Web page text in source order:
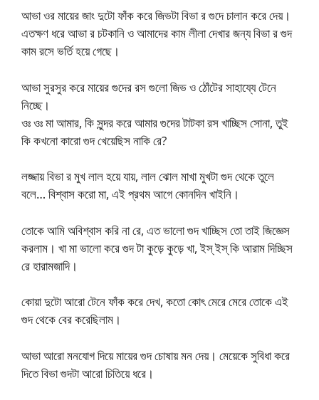
আভা ওর মায়ের জাং দুটো ফাঁক করে জিভটা বিভা র গুদে চালান করে দেয়।
এতক্ষণ ধরে আভা র চটকানি ও আমাদের কাম লীলা দেখার জন্য বিভা র গুদ
কাম রসে ভর্তি হয়ে গেছে।
আভা সুরসুর করে মায়ের গুদের রস গুলো জিভ ও ঠোঁটের সাহায্যে টেনে
নিচ্ছে।
ওঃ ওঃ মা আমার, কি সুন্দর করে আমার গুদের টাটকা রস খাচ্ছিস সোনা, তুই
কি কখনো কারো গুদ খেয়েছিস নাকি রে?
লজ্জায় বিভা র মুখ লাল হয়ে যায়, লাল ঝোল মাখা মুখটা গুদ থেকে তুলে
বলে… বিশ্বাস করো মা, এই প্রথম আগে কোনদিন খাইনি।
তোকে আমি অবিশ্বাস করি না রে, এত ভালো গুদ খাচ্ছিস তো তাই জিজ্ঞেস
করলাম। খা মা ভালো করে গুদ টা কুড়ে কুড়ে খা, ইস্ ইস্ কি আরাম দিচ্ছিস
রে হারামজাদি।
কোয়া দুটো আরো টেনে ফাঁক করে দেখ, কতো কোৎ মেরে মেরে তোকে এই
গুদ থেকে বের করেছিলাম।
আভা আরো মনযোগ দিয়ে মায়ের গুদ চোষায় মন দেয়। মেয়েকে সুবিধা করে
দিতে বিভা গুদটা আরো চিতিয়ে ধরে।